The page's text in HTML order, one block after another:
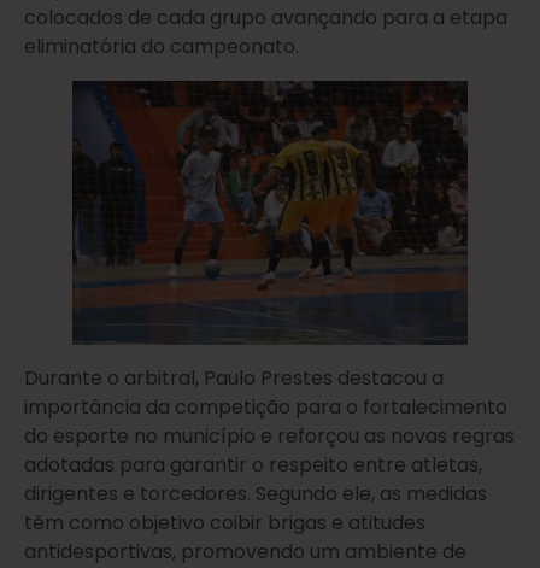
colocados de cada grupo avançando para a etapa
eliminatória do campeonato.
Durante o arbitral, Paulo Prestes destacou a
importância da competição para o fortalecimento
do esporte no município e reforçou as novas regras
adotadas para garantir o respeito entre atletas,
dirigentes e torcedores. Segundo ele, as medidas
têm como objetivo coibir brigas e atitudes
antidesportivas, promovendo um ambiente de